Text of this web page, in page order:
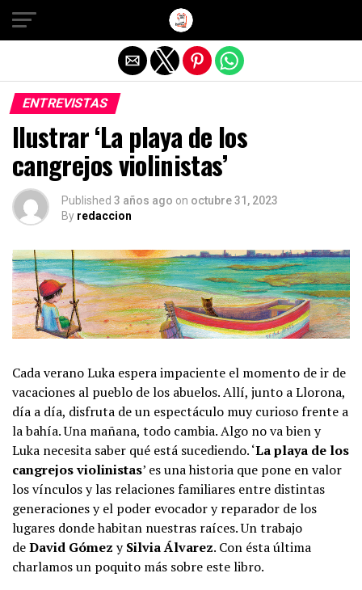
ENTREVISTAS
Ilustrar ‘La playa de los
cangrejos violinistas’
Published 3 años ago on octubre 31, 2023
By redaccion
Cada verano Luka espera impaciente el momento de ir de
vacaciones al pueblo de los abuelos. Allí, junto a Llorona,
día a día, disfruta de un espectáculo muy curioso frente a
la bahía. Una mañana, todo cambia. Algo no va bien y
Luka necesita saber qué está sucediendo. ‘La playa de los
cangrejos violinistas’ es una historia que pone en valor
los vínculos y las relaciones familiares entre distintas
generaciones y el poder evocador y reparador de los
lugares donde habitan nuestras raíces. Un trabajo
deDavid Gómez ySilvia Álvarez. Con ésta última
charlamos un poquito más sobre este libro.
Salir de la versión móvil